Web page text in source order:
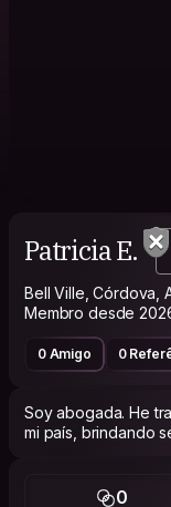
Patricia E.
Bell Ville, Córdova,
Membro desde
0 Amigo 0
Soy abogada. He
mi país, brindando
0